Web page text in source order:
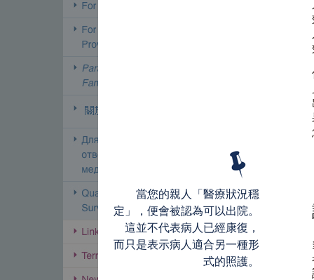
當您的親人「醫療狀況穩
定」，便會被認為可以出院。
這並不代表病人已經康復，
而只是表示病人適合另一種形
式的照護。